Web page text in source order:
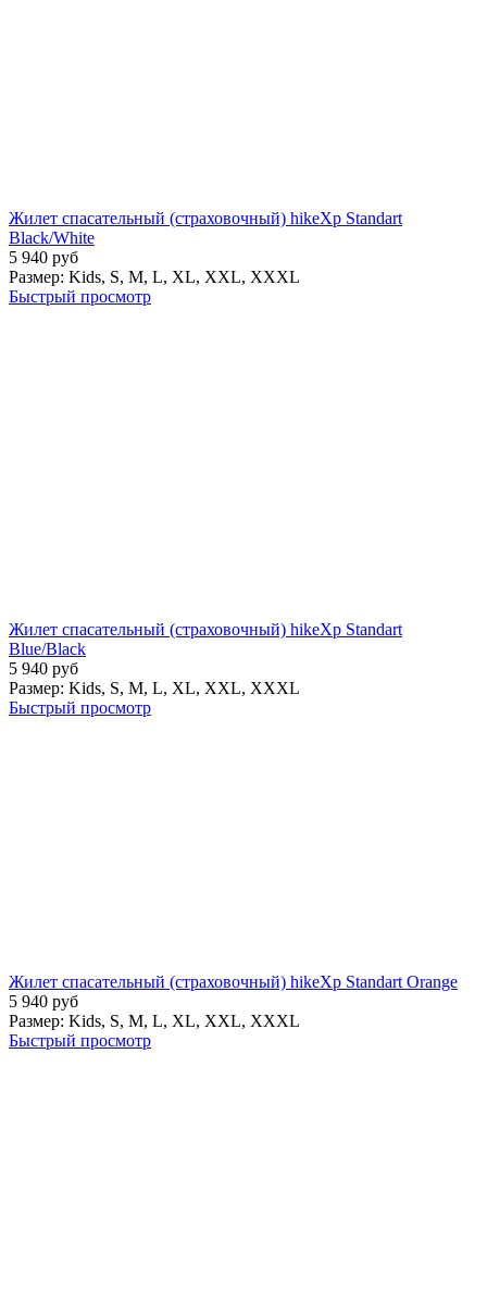
Жилет спасательный (страховочный) hikeXp Standart
Black/White
5 940 руб
Размер: Kids, S, M, L, XL, XXL, XXXL
Быстрый просмотр
Жилет спасательный (страховочный) hikeXp Standart
Blue/Black
5 940 руб
Размер: Kids, S, M, L, XL, XXL, XXXL
Быстрый просмотр
Жилет спасательный (страховочный) hikeXp Standart Orange
5 940 руб
Размер: Kids, S, M, L, XL, XXL, XXXL
Быстрый просмотр